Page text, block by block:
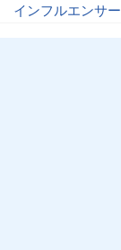
インフルエンサー